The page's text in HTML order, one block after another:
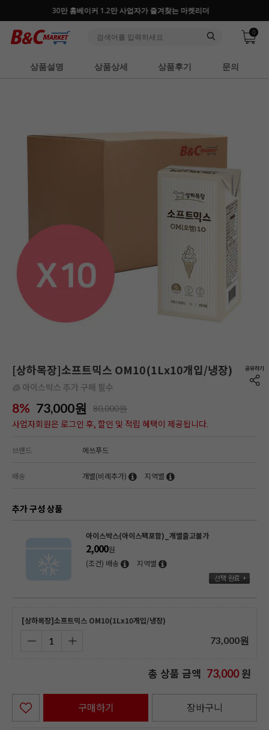
30만 홈베이커 1.2만 사업자가 즐겨찾는 마켓리더
0
상품설명 상품상세 상품후기 문의
[상하목장]소프트믹스 OM10(1Lx10개입/냉장)
🧊 아이스박스 추가 구매 필수
8% 73,000원 80,000원
사업자회원은 로그인 후, 할인 및 적립 혜택이 제공됩니다.
브랜드 에쓰푸드
배송 개별(비례추가) 지역별
추가 구성 상품
아이스박스(아이스팩포함)_개별출고불가
2,000원
(조건) 배송
지역별
[상하목장]소프트믹스 OM10(1Lx10개입/냉장)
73,000원
총 상품 금액 73,000 원
구매하기 장바구니